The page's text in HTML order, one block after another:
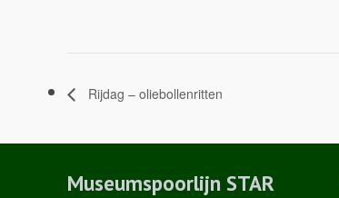
Rijdag – oliebollenritten
Museumspoorlijn STAR